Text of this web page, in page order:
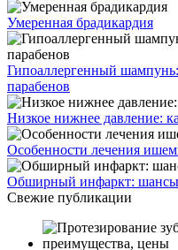
Умеренная брадикардия
Гипоаллергенный шампунь:
парабенов
Низкое нижнее давление:
Особенности лечения
Обширный инфаркт: шансы
Свежие публикации